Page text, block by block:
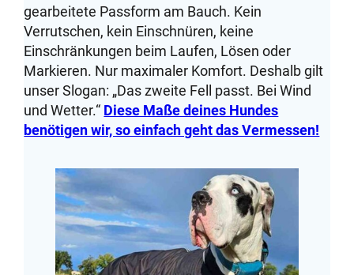
gearbeitete Passform am Bauch. Kein
Verrutschen, kein Einschnüren, keine
Einschränkungen beim Laufen, Lösen oder
Markieren. Nur maximaler Komfort. Deshalb gilt
unser Slogan: „Das zweite Fell passt. Bei Wind
und Wetter.“ Diese Maße deines Hundes
benötigen wir, so einfach geht das Vermessen!